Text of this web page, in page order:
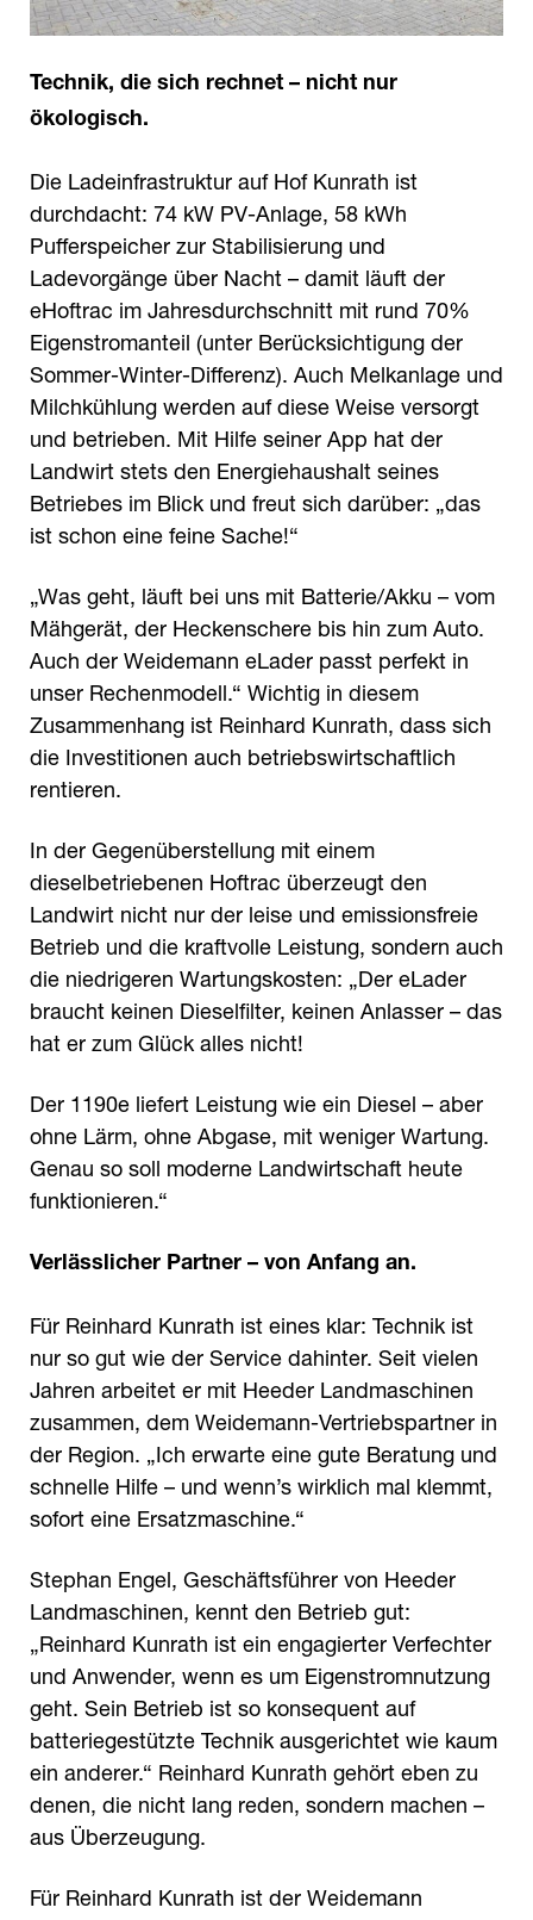
Technik, die sich rechnet – nicht nur
ökologisch.
Die Ladeinfrastruktur auf Hof Kunrath ist
durchdacht: 74 kW PV-Anlage, 58 kWh
Pufferspeicher zur Stabilisierung und
Ladevorgänge über Nacht – damit läuft der
eHoftrac im Jahresdurchschnitt mit rund 70%
Eigenstromanteil (unter Berücksichtigung der
Sommer-Winter-Differenz). Auch Melkanlage und
Milchkühlung werden auf diese Weise versorgt
und betrieben. Mit Hilfe seiner App hat der
Landwirt stets den Energiehaushalt seines
Betriebes im Blick und freut sich darüber: „das
ist schon eine feine Sache!“
„Was geht, läuft bei uns mit Batterie/Akku – vom
Mähgerät, der Heckenschere bis hin zum Auto.
Auch der Weidemann eLader passt perfekt in
unser Rechenmodell.“ Wichtig in diesem
Zusammenhang ist Reinhard Kunrath, dass sich
die Investitionen auch betriebswirtschaftlich
rentieren.
In der Gegenüberstellung mit einem
dieselbetriebenen Hoftrac überzeugt den
Landwirt nicht nur der leise und emissionsfreie
Betrieb und die kraftvolle Leistung, sondern auch
die niedrigeren Wartungskosten: „Der eLader
braucht keinen Dieselfilter, keinen Anlasser – das
hat er zum Glück alles nicht!
Der 1190e liefert Leistung wie ein Diesel – aber
ohne Lärm, ohne Abgase, mit weniger Wartung.
Genau so soll moderne Landwirtschaft heute
funktionieren.“
Verlässlicher Partner – von Anfang an.
Für Reinhard Kunrath ist eines klar: Technik ist
nur so gut wie der Service dahinter. Seit vielen
Jahren arbeitet er mit Heeder Landmaschinen
zusammen, dem Weidemann-Vertriebspartner in
der Region. „Ich erwarte eine gute Beratung und
schnelle Hilfe – und wenn’s wirklich mal klemmt,
sofort eine Ersatzmaschine.“
Stephan Engel, Geschäftsführer von Heeder
Landmaschinen, kennt den Betrieb gut:
„Reinhard Kunrath ist ein engagierter Verfechter
und Anwender, wenn es um Eigenstromnutzung
geht. Sein Betrieb ist so konsequent auf
batteriegestützte Technik ausgerichtet wie kaum
ein anderer.“ Reinhard Kunrath gehört eben zu
denen, die nicht lang reden, sondern machen –
aus Überzeugung.
Für Reinhard Kunrath ist der Weidemann